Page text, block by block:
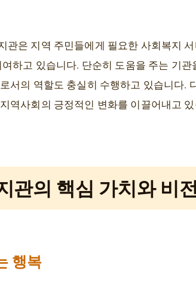
관은 지역 주민들에게 필요한 사회복지
하고 있습니다. 단순히 도움을 주는 기
서의 역할도 충실히 수행하고 있습니다.
역사회의 긍정적인 변화를 이끌어내고
관의 핵심 가치와 비
행복